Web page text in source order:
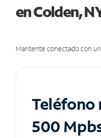
en Colden,
Mantente conectado con
Teléfono
500